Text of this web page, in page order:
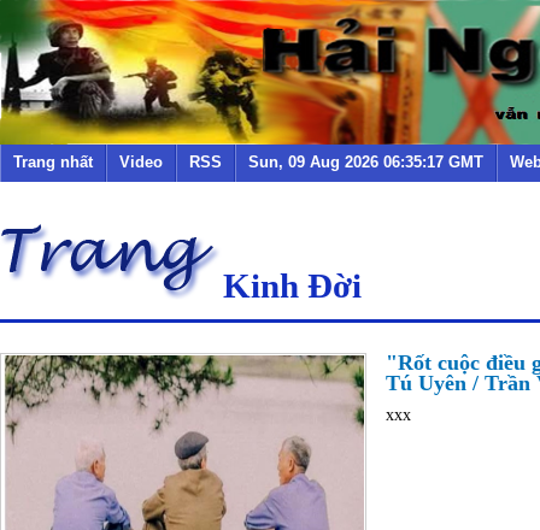
Trang nhất Video RSS Sun, 09 Aug 2026 06:35:17 GMT
Kinh Đời
"Rốt cuộc điều
Tú Uyên / Trần
xxx